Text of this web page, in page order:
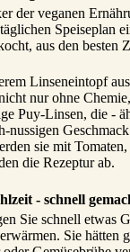
der veganen
Speiseplan
aus den besten
Linseneintopf aus
nur ohne
Puy-Linsen, die -
nussigen
sie mit
die Rezeptur ab.
- schnell
Sie schnell etwas
Sie hätten